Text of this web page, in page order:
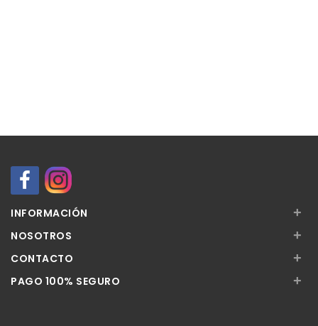
INFORMACIÓN +
NOSOTROS +
CONTACTO +
PAGO 100% SEGURO +